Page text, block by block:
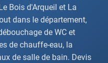
Bois d'Arqueil et La
dans le département,
de WC et
de chauffe-eau, la
de salle de bain. Devis